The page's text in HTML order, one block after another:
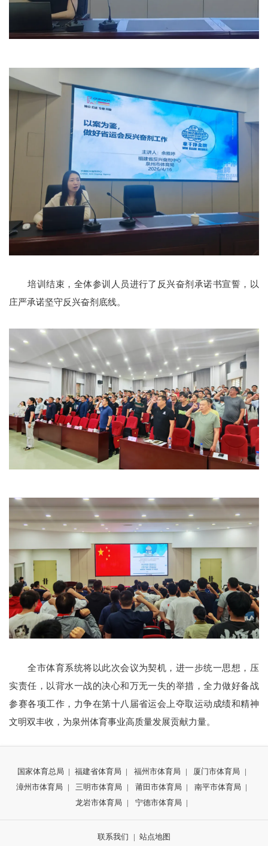
培训结束，全体参训人员进行了反兴奋剂承诺书宣誓，以
庄严承诺坚守反兴奋剂底线。
全市体育系统将以此次会议为契机，进一步统一思想，压
实责任，以背水一战的决心和万无一失的举措，全力做好备战
参赛各项工作，力争在第十八届省运会上夺取运动成绩和精神
文明双丰收，为泉州体育事业高质量发展贡献力量。
国家体育总局 | 福建省体育局 | 福州市体育局 | 厦门市体育局
|
漳州市体育局
| 三明市体育局 | 莆田市体育局 | 南平市体育局 |
龙岩市体育局
| 宁德市体育局 |
联系我们 | 站点地图